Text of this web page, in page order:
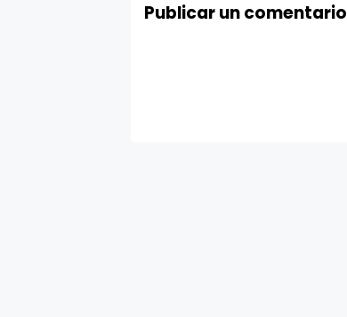
Publicar un comentario